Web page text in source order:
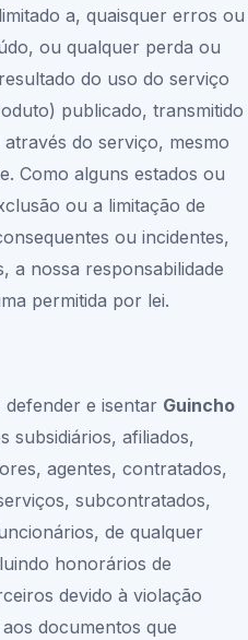
a, quaisquer erros ou
ou qualquer perda ou
do uso do serviço
publicado, transmitido
do serviço, mesmo
Como alguns estados ou
ou a limitação de
ou incidentes,
a nossa responsabilidade
permitida por lei.
e isentar Guincho
subsidiários, afiliados,
agentes, contratados,
subcontratados,
de qualquer
honorários de
devido à violação
documentos que